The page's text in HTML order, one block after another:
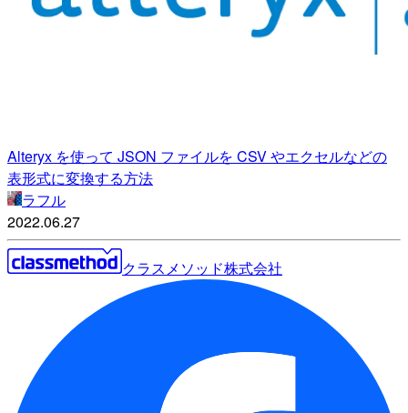
Alteryx を使って JSON ファイルを CSV やエクセルなどの
表形式に変換する方法
ラフル
2022.06.27
クラスメソッド株式会社